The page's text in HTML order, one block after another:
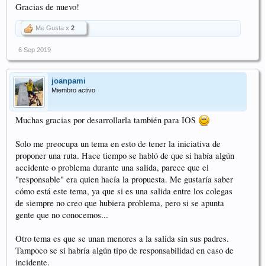
Gracias de nuevo!
Me Gusta x 2
6 Sep 2019
joanpami
Miembro activo
Muchas gracias por desarrollarla también para IOS
Solo me preocupa un tema en esto de tener la iniciativa de
proponer una ruta. Hace tiempo se habló de que si había algún
accidente o problema durante una salida, parece que el
"responsable" era quien hacía la propuesta. Me gustaría saber
cómo está este tema, ya que si es una salida entre los colegas
de siempre no creo que hubiera problema, pero si se apunta
gente que no conocemos...
Otro tema es que se unan menores a la salida sin sus padres.
Tampoco se si habría algún tipo de responsabilidad en caso de
incidente.